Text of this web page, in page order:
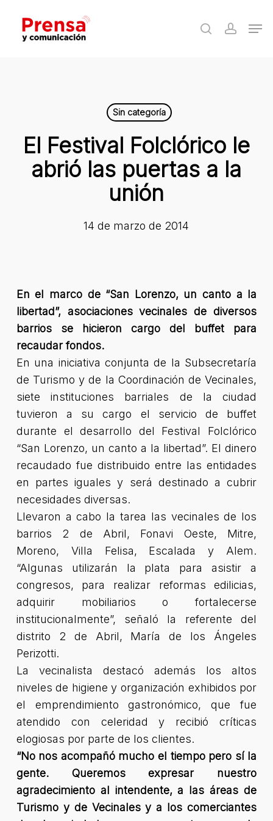
main
search
Sin categoría
El Festival Folclórico le
abrió las puertas a la
unión
14 de marzo de 2014
En el marco de “San Lorenzo, un canto a la
libertad”, asociaciones vecinales de diversos
barrios se hicieron cargo del buffet para
recaudar fondos.
En una iniciativa conjunta de la Subsecretaría
de Turismo y de la Coordinación de Vecinales,
siete instituciones barriales de la ciudad
tuvieron a su cargo el servicio de buffet
durante el desarrollo del Festival Folclórico
“San Lorenzo, un canto a la libertad”. El dinero
recaudado fue distribuido entre las entidades
en partes iguales y será destinado a cubrir
necesidades diversas.
Llevaron a cabo la tarea las vecinales de los
barrios 2 de Abril, Fonavi Oeste, Mitre,
Moreno, Villa Felisa, Escalada y Alem.
“Algunas utilizarán la plata para asistir a
congresos, para realizar reformas edilicias,
adquirir mobiliarios o fortalecerse
institucionalmente”, señaló la referente del
distrito 2 de Abril, María de los Ángeles
Perizotti.
La vecinalista destacó además los altos
niveles de higiene y organización exhibidos por
el emprendimiento gastronómico, que fue
atendido con celeridad y recibió críticas
elogiosas por parte de los clientes.
“No nos acompañó mucho el tiempo pero sí la
gente. Queremos expresar nuestro
agradecimiento al intendente, a las áreas de
Turismo y de Vecinales y a los comerciantes